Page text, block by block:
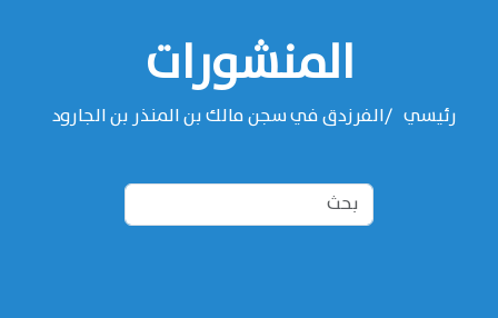
المنشورات
رئيسي الفرزدق في سجن مالك بن المنذر بن الجارود